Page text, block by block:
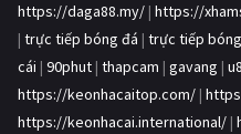
https://daga88.my/ | https://
| trực tiếp bóng đá | trực tiếp
cái | 90phut | thapcam | gavang |
https://keonhacaitop.com/ |
https://keonhacai.international/ |